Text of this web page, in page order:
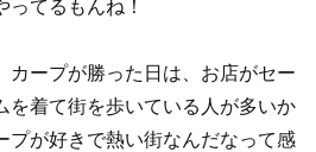
ってるもんね！
カープが勝った日は、お店がセー
を着て街を歩いている人が多いか
プが好きで熱い街なんだなって感